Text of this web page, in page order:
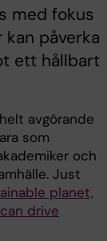
med fokus
påverka
ett hållbart
avgörande
som
och
Just
planet,
drive